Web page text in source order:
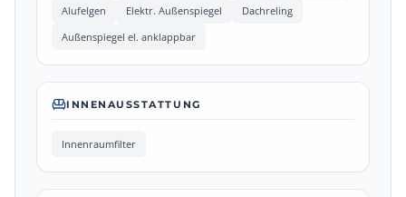
Alufelgen
Elektr. Außenspiegel
Dachreling
Außenspiegel el. anklappbar
INNENAUSSTATTUNG
Innenraumfilter